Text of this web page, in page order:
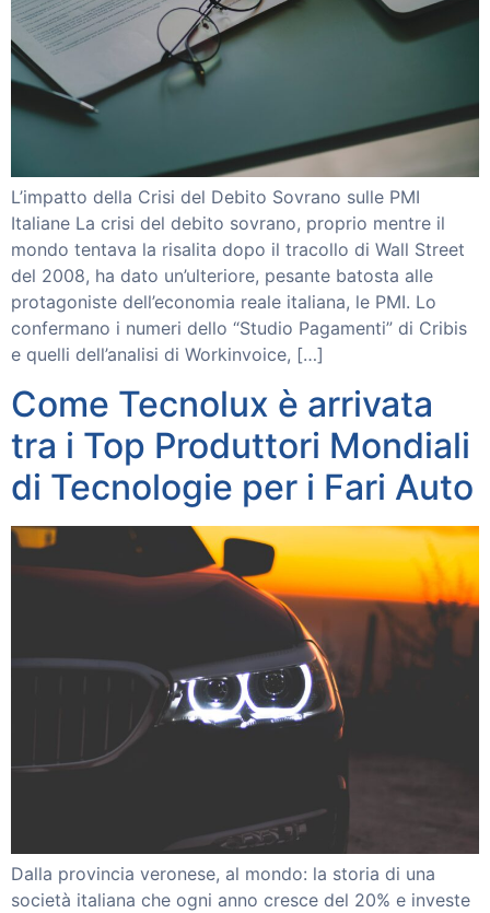
L’impatto della Crisi del Debito Sovrano sulle PMI
Italiane La crisi del debito sovrano, proprio mentre il
mondo tentava la risalita dopo il tracollo di Wall Street
del 2008, ha dato un’ulteriore, pesante batosta alle
protagoniste dell’economia reale italiana, le PMI. Lo
confermano i numeri dello “Studio Pagamenti” di Cribis
e quelli dell’analisi di Workinvoice, […]
Come Tecnolux è arrivata
tra i Top Produttori Mondiali
di Tecnologie per i Fari Auto
Dalla provincia veronese, al mondo: la storia di una
società italiana che ogni anno cresce del 20% e investe